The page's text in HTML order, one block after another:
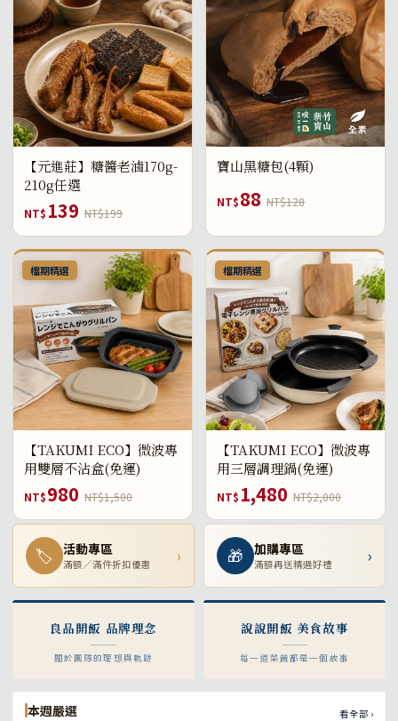
【元進莊】糖醬老滷170g-
210g任選
NT$ 139 NT$199
寶山黑糖包(4顆)
NT$88 NT$128
檔期精選
【TAKUMI ECO】微波專
用雙層不沾盒(免運)
NT$980 NT$1,500
檔期精選
【TAKUMI ECO】微波專
用三層調理鍋(免運)
NT$ 1,480 NT$2,000
🏷 活動專區
滿額／滿件折扣優惠 › 🎁 加購專區
滿額再送精選好禮 ›
良品開飯 品牌理念
關於團隊的理想與軌跡
說說開飯 美食故事
每一道菜餚都是一個故事
本週嚴選 看全部 ›